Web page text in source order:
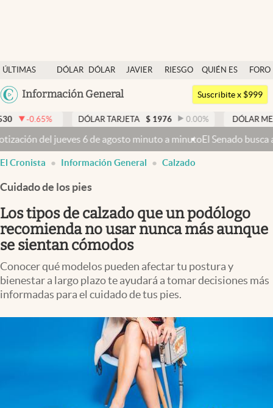
ÚLTIMAS
NOTICIAS
DÓLAR
DÓLAR
JAVIER
RIESGO
QUIÉN ES
QUIÉN
FORO
Argentina
México
Información General
Dólar
Members
Economía y Política
Finanzas y Mercados
Mercados Online
Negocios
Columnistas
Otras secciones
Infotechnology
Suscribite x $999
DÓLAR TARJETA $ 1976 0.00% DÓLAR MEP 1520,48
minuto a minutoEl Senado busca aprobar la Ley de Propiedad
El Cronista Información General Calzado
Cuidado de los pies
Los tipos de calzado que un podólogo
recomienda no usar nunca más aunque
se sientan cómodos
Conocer qué modelos pueden afectar tu postura y
bienestar a largo plazo te ayudará a tomar decisiones más
informadas para el cuidado de tus pies.